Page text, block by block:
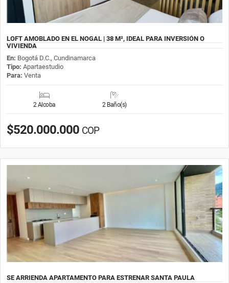
LOFT AMOBLADO EN EL NOGAL | 38 M², IDEAL PARA INVERSIÓN O
VIVIENDA
En: Bogotá D.C., Cundinamarca
Tipo: Apartaestudio
Para: Venta
2 Alcoba 2 Baño(s)
$520.000.000 COP
SE ARRIENDA APARTAMENTO PARA ESTRENAR SANTA PAULA